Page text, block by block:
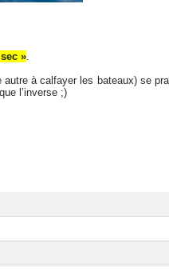
»
autre à calfayer les bateaux) se
l’inverse ;)